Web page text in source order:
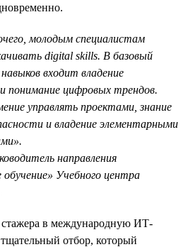
молодым специалистам
digital skills. В базовый
входит владение
понимание цифровых трендов.
управлять проектами, знание
и владение элементарными
направления
Учебного центра
стажера в международную ИТ-
отбор, который